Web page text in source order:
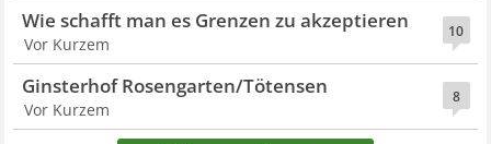
10
Wie schafft man es Grenzen zu akzeptieren
Vor Kurzem
8
Ginsterhof Rosengarten/Tötensen
Vor Kurzem